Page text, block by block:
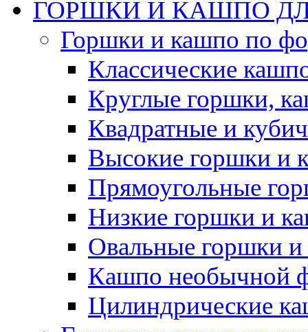
ГОРШКИ И КАШПО
Горшки и кашпо по
Классические
Круглые горшки,
Квадратные и
Высокие горшки и
Прямоугольные
Низкие горшки и
Овальные горшки
Кашпо необычной
Цилиндрические